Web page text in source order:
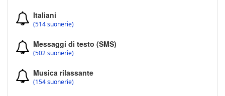
Italiani
(514 suonerie)
Messaggi di testo (SMS)
(502 suonerie)
Musica rilassante
(154 suonerie)